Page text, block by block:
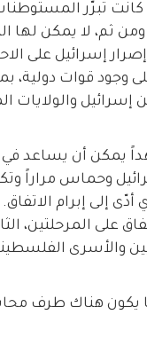
تبرّر
ومن ثم، لا يمكن
2 بسبب إصرار
وجود قوات
إسرائيل والولايات
يمكن أن يساعد
وحماس مراراً
أدّى إلى إبرام
على المرحلتين،
والأسرى
هناك طرف محايد